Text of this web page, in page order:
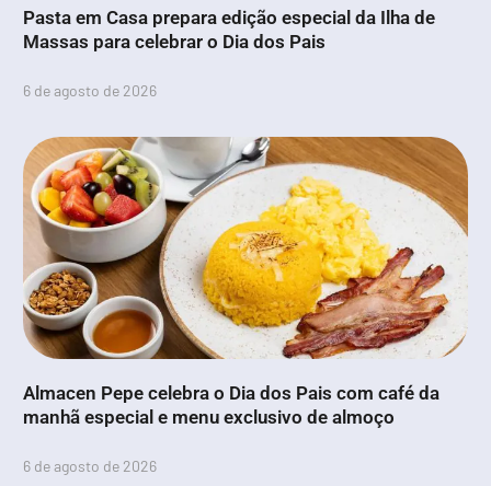
Pasta em Casa prepara edição especial da Ilha de
Massas para celebrar o Dia dos Pais
6 de agosto de 2026
Almacen Pepe celebra o Dia dos Pais com café da
manhã especial e menu exclusivo de almoço
6 de agosto de 2026